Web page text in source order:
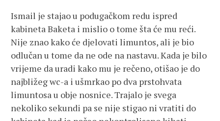
Ismail je stajao u podugačkom redu ispred
kabineta Baketa i mislio o tome šta će mu reći.
Nije znao kako će djelovati limuntos, ali je bio
odlučan u tome da ne ode na nastavu. Kada je bilo
vrijeme da uradi kako mu je rečeno, otišao je do
najbližeg wc-a i ušmrkao po dva prstohvata
limuntosa u obje nosnice. Trajalo je svega
nekoliko sekundi pa se nije stigao ni vratiti do